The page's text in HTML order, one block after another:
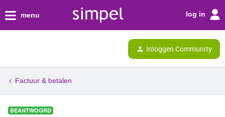
menu log in
Inloggen Community
Factuur & betalen
BEANTWOORD